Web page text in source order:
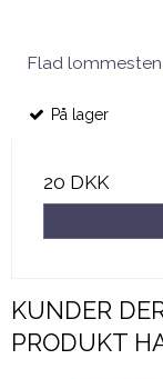
Flad
På lager
20 DKK
KUNDER
PRODUKT